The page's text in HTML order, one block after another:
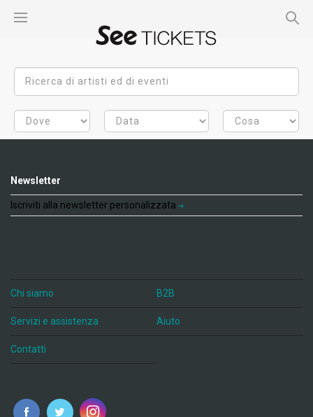
Newsletter
Iscriviti alla newsletter personalizzata
Chi siamo B2B
Servizi e assistenza Aiuto
Contatti